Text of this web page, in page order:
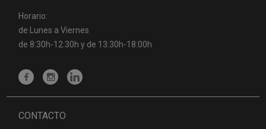
Horario:
de Lunes a Viernes
de 8:30h-12:30h y de 13:30h-18:00h
CONTACTO